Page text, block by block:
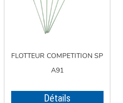
FLOTTEUR COMPETITION SP
A91
Détails